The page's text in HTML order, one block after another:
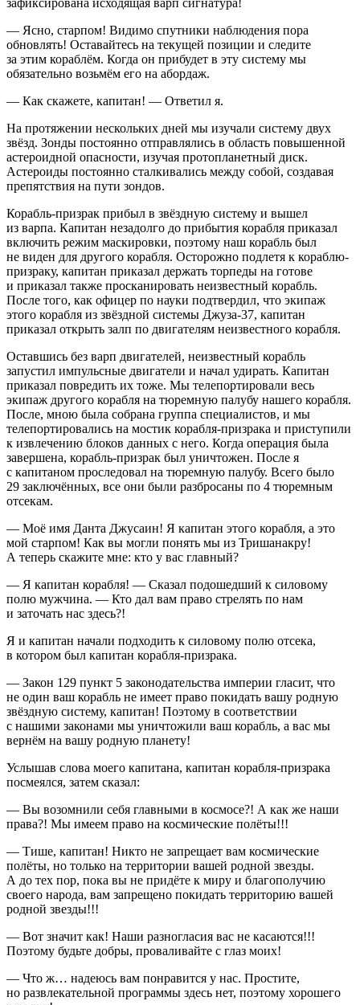
— Ясно, старпом! Видимо спутники наблюдения пора
обновлять! Оставайтесь на текущей позиции и следите
за этим кораблём. Когда он прибудет в эту систему мы
обязательно возьмём его на абордаж.
— Как скажете, капитан! — Ответил я.
На протяжении нескольких дней мы изучали систему двух
звёзд. Зонды постоянно отправлялись в область повышенной
астероидной опасности, изучая протопланетный диск.
Астероиды постоянно сталкивались между собой, создавая
препятствия на пути зондов.
Корабль-призрак прибыл в звёздную систему и вышел
из варпа. Капитан незадолго до прибытия корабля приказал
включить режим маскировки, поэтому наш корабль был
не виден для другого корабля. Осторожно подлетя к кораблю-
призраку, капитан приказал держать торпеды на готове
и приказал также просканировать неизвестный корабль.
После того, как офицер по науки подтвердил, что экипаж
этого корабля из звёздной системы Джуза-37, капитан
приказал открыть залп по двигателям неизвестного корабля.
Оставшись без варп двигателей, неизвестный корабль
запустил импульсные двигатели и начал удирать. Капитан
приказал повредить их тоже. Мы телепортировали весь
экипаж другого корабля на тюремную палубу нашего корабля.
После, мною была собрана группа специалистов, и мы
телепортировались на мостик корабля-призрака и приступили
к извлечению блоков данных с него. Когда операция была
завершена, корабль-призрак был уничтожен. После я
с капитаном проследовал на тюремную палубу. Всего было
29 заключённых, все они были разбросаны по 4 тюремным
отсекам.
— Моё имя Данта Джусаин! Я капитан этого корабля, а это
мой старпом! Как вы могли понять мы из Тришанакру!
А теперь скажите мне: кто у вас главный?
— Я капитан корабля! — Сказал подошедший к силовому
полю мужчина. — Кто дал вам право стрелять по нам
и заточать нас здесь?!
Я и капитан начали подходить к силовому полю отсека,
в котором был капитан корабля-призрака.
— Закон 129 пункт 5 законодательства империи гласит, что
не один ваш корабль не имеет право покидать вашу родную
звёздную систему, капитан! Поэтому в соответствии
с нашими законами мы уничтожили ваш корабль, а вас мы
вернём на вашу родную планету!
Услышав слова моего капитана, капитан корабля-призрака
посмеялся, затем сказал:
— Вы возомнили себя главными в космосе?! А как же наши
права?! Мы имеем право на космические полёты!!!
— Тише, капитан! Никто не запрещает вам космические
полёты, но только на территории вашей родной звезды.
А до тех пор, пока вы не придёте к миру и благополучию
своего народа, вам запрещено покидать территорию вашей
родной звезды!!!
— Вот значит как! Наши разногласия вас не касаются!!!
Поэтому будьте добры, проваливайте с глаз моих!
— Что ж… надеюсь вам понравится у нас. Простите,
но развлекательной программы здесь нет, поэтому хорошего